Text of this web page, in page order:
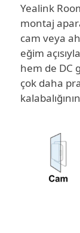
Yealink
montaj
cam veya
eğim
hem de DC
çok daha